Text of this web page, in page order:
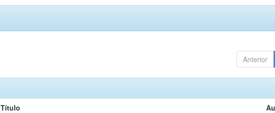
Anterior
Título